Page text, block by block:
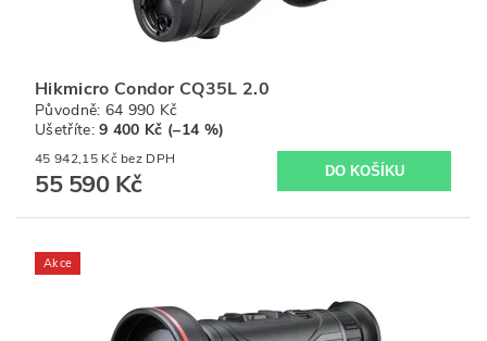
Hikmicro Condor CQ35L 2.0
Původně: 64 990 Kč
Ušetříte:9 400 Kč (–14 %)
45 942,15 Kč bez DPH
55 590 Kč
Akce